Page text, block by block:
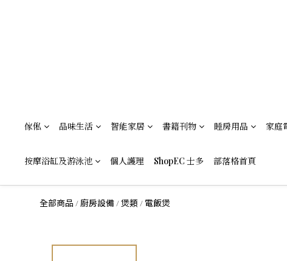
傢俬 品味生活 智能家居 書籍刊物 睡房用品 家庭
按摩浴缸及游泳池 個人護理 ShopEC 士多 部落格首頁
全部商品 /廚房設備 /煲類 / 電飯煲